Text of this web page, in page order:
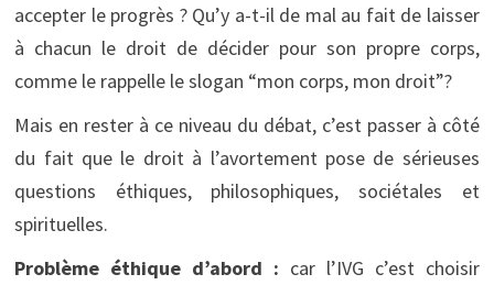
accepter le progrès ? Qu’y a-t-il de mal au fait de laisser
à chacun le droit de décider pour son propre corps,
comme le rappelle le slogan “mon corps, mon droit”?
Mais en rester à ce niveau du débat, c’est passer à côté
du fait que le droit à l’avortement pose de sérieuses
questions éthiques, philosophiques, sociétales et
spirituelles.
Problème éthique d’abord : car l’IVG c’est choisir